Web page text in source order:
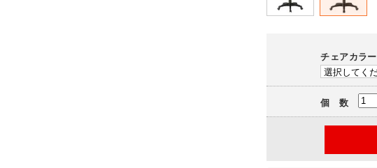
チェアカラー
個 数